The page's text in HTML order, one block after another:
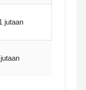
jutaan